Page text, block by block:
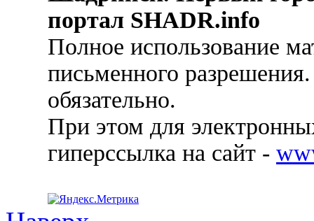
портал SHADR.info
Полное использование
письменного
обязательно.
При этом для
гиперссылка на сайт -